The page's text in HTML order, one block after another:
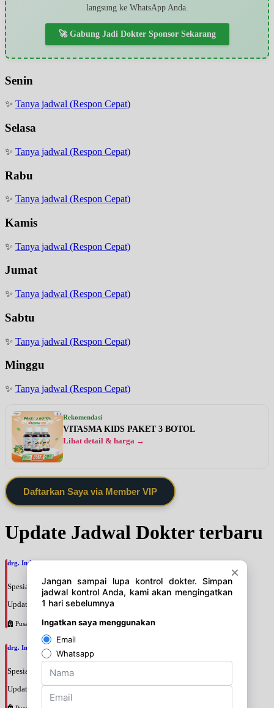
langsung ke WhatsApp Anda.
🚀 Gabung Jadi Dokter Sponsor Sekarang
Senin
✨ Tanya jadwal (Respon Cepat)
Selasa
✨ Tanya jadwal (Respon Cepat)
Rabu
✨ Tanya jadwal (Respon Cepat)
Kamis
✨ Tanya jadwal (Respon Cepat)
Jumat
✨ Tanya jadwal (Respon Cepat)
Sabtu
✨ Tanya jadwal (Respon Cepat)
Minggu
✨ Tanya jadwal (Respon Cepat)
Rekomendasi
VITASMA KIDS PAKET 3 BOTOL
Lihat detail & harga →
Daftarkan Saya via Member VIP
Update Jadwal Dokter terbaru
drg. Indri Yuliana, SpOrt
Spesialis: Gigi
Update terakhir: 2026-08-07 19:20:15
Pusat Pertamina
drg. Indah Dwi Nursanty, SpOrt
Spesialis: Gigi
Update terakhir: 2026-08-07 19:18:45